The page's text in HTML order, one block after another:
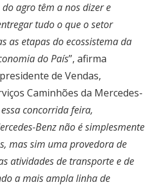
agro têm a nos dizer e
tudo o que o setor
as etapas do ecossistema da
do País”, afirma
de Vendas,
Caminhões da Mercedes-
concorrida feira,
Benz não é simplesmente
mas sim uma provedora de
atividades de transporte e de
a mais ampla linha de